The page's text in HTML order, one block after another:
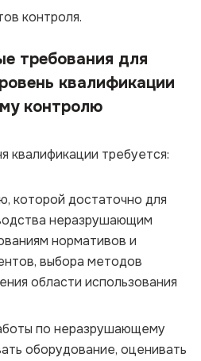
контроля.
требования для
квалификации
контролю
квалификации требуется:
которой достаточно для
неразрушающим
нормативов и
выбора методов
области использования
по неразрушающему
оборудование, оценивать